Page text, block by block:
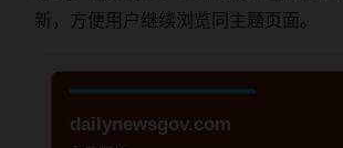
新，方便用户继续浏览同主题页面。